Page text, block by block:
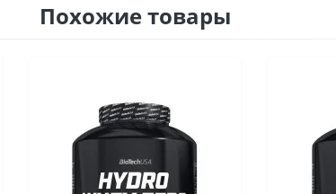
Похожие товары